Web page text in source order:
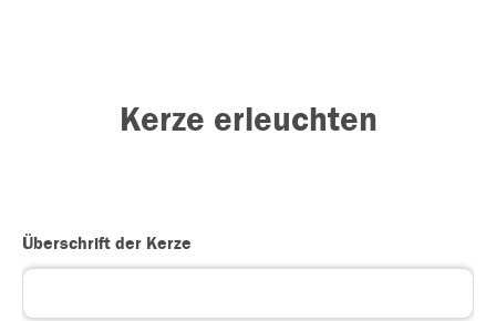
Kerze erleuchten
Überschrift der Kerze